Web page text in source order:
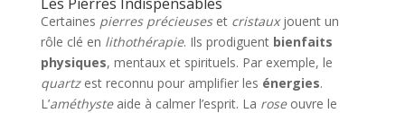
Certaines pierres précieuseset cristauxjouent un
rôle clé en lithothérapie. Ils prodiguent bienfaits
physiques, mentaux et spirituels. Par exemple, le
quartzest reconnu pour amplifier les énergies.
L’améthysteaide à calmer l’esprit. La roseouvre le